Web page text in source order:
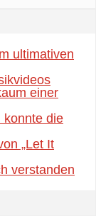
ultimativen
einer
konnte die
„Let It
verstanden